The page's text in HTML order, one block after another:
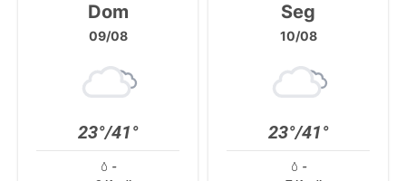
Dom
09/08
23°/41°
-
Seg
10/08
23°/41°
-